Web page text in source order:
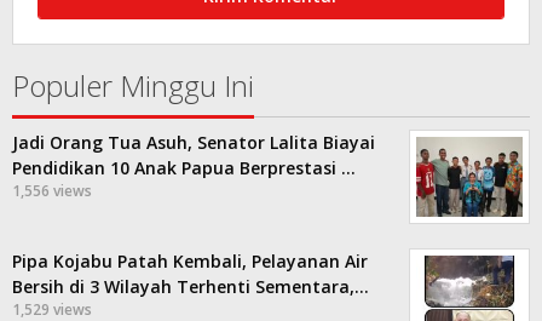
Populer Minggu Ini
Jadi Orang Tua Asuh, Senator Lalita Biayai
Pendidikan 10 Anak Papua Berprestasi …
1,556 views
Pipa Kojabu Patah Kembali, Pelayanan Air
Bersih di 3 Wilayah Terhenti Sementara,…
1,529 views